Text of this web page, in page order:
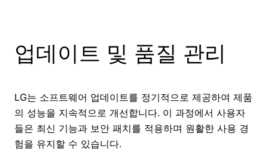
업데이트 및 품질 관리
LG는 소프트웨어 업데이트를 정기적으로 제공하여 제품
의 성능을 지속적으로 개선합니다. 이 과정에서 사용자
들은 최신 기능과 보안 패치를 적용하며 원활한 사용 경
험을 유지할 수 있습니다.